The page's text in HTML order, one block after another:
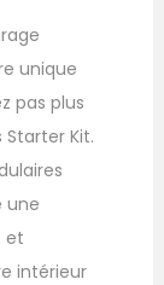
unique
pas plus
Starter Kit.
une
et
intérieur